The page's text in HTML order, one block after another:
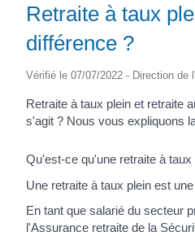
Retraite à taux
différence ?
Vérifié le 07/07/2022 - Direction de
Retraite à taux plein et retraite
s'agit ? Nous vous expliquons
Qu'est-ce qu'une retraite à taux
Une retraite à taux plein est une
En tant que salarié du secteur
l'Assurance retraite de la